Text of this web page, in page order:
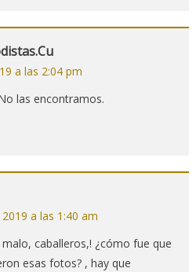
a las 2:04 pm
las encontramos.
a las 1:40 am
malo, caballeros,! ¿cómo fue que
esas fotos? , hay que